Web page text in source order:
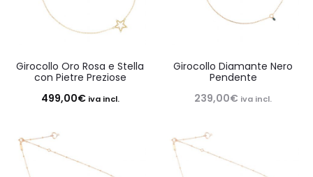
Girocollo Oro Rosa e Stella
con Pietre Preziose
499,00€ iva incl.
Girocollo Diamante Nero
Pendente
239,00€ iva incl.